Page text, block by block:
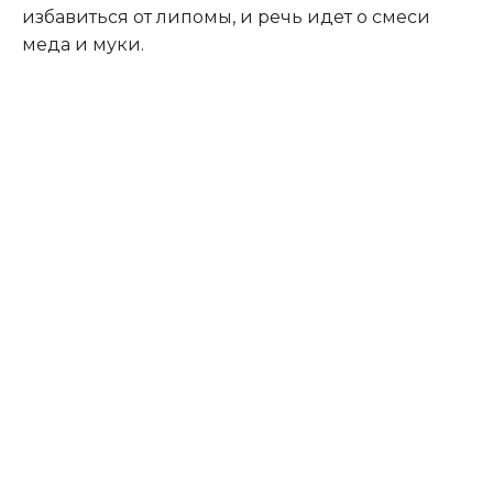
избавиться от липомы, и речь идет о смеси
меда и муки.